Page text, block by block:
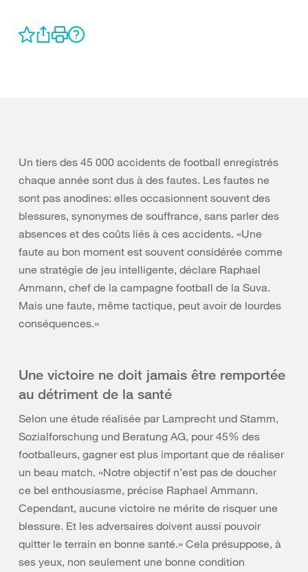
Un tiers des 45 000 accidents de football enregistrés
chaque année sont dus à des fautes. Les fautes ne
sont pas anodines: elles occasionnent souvent des
blessures, synonymes de souffrance, sans parler des
absences et des coûts liés à ces accidents. «Une
faute au bon moment est souvent considérée comme
une stratégie de jeu intelligente, déclare Raphael
Ammann, chef de la campagne football de la Suva.
Mais une faute, même tactique, peut avoir de lourdes
conséquences.»
Une victoire ne doit jamais être remportée
au détriment de la santé
Selon une étude réalisée par Lamprecht und Stamm,
Sozialforschung und Beratung AG, pour 45% des
footballeurs, gagner est plus important que de réaliser
un beau match. «Notre objectif n’est pas de doucher
ce bel enthousiasme, précise Raphael Ammann.
Cependant, aucune victoire ne mérite de risquer une
blessure. Et les adversaires doivent aussi pouvoir
quitter le terrain en bonne santé.» Cela présuppose, à
ses yeux, non seulement une bonne condition